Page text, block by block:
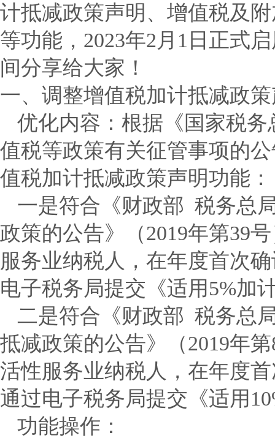
计抵减政策声明、增值税及
等功能，2023年2月1日正式
间分享给大家！
一、调整增值税加计抵减政
优化内容： 根据《国家税
值税等政策有关征管事项的
值税加计抵减政策声明功能：
一是符合《财政部 税务总
政策的公告》（2019年第39
服务业纳税人，在年度首次
电子税务局提交《适用5%加
二是符合《财政部 税务总
抵减政策的公告》（2019年
活性服务业纳税人，在年度
通过电子税务局提交《适用
功能操作：